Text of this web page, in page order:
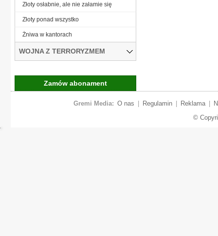
Złoty osłabnie, ale nie załamie się
Złoty ponad wszystko
Żniwa w kantorach
WOJNA Z TERRORYZMEM
Zamów abonament
Gremi Media: O nas Regulamin Reklama
©